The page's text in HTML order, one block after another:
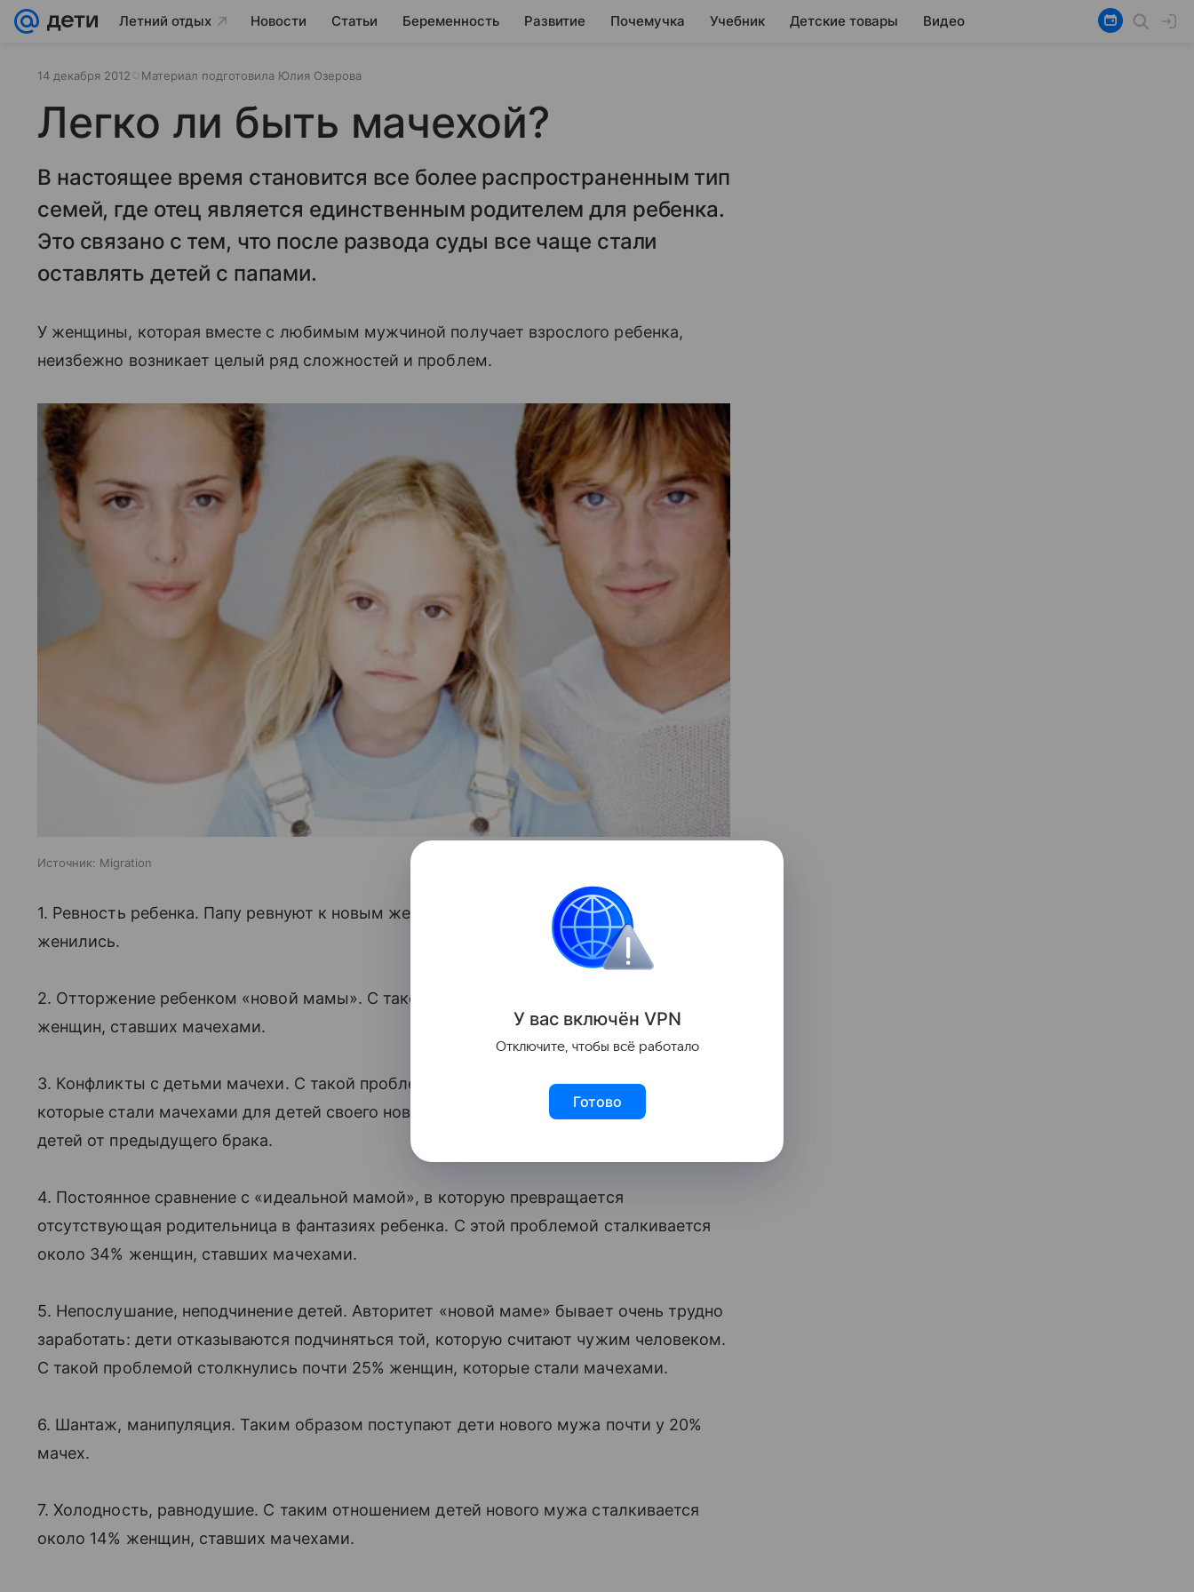
Летний отдых Новости Статьи Беременность Развитие Почемучка Учебник Детские товары Видео
14 декабря 2012 Материал подготовила Юлия Озерова
Легко ли быть мачехой?
В настоящее время становится все более распространенным тип
семей, где отец является единственным родителем для ребенка.
Это связано с тем, что после развода суды все чаще стали
оставлять детей с папами.
У женщины, которая вместе с любимым мужчиной получает взрослого ребенка,
неизбежно возникает целый ряд сложностей и проблем.
Источник: Migration
1. Ревность ребенка. Папу ревнуют к новым женам более 90% детей, чьи отцы вновь
женились.
2. Отторжение ребенком «новой мамы». С такой проблемой сталкивается более 60%
женщин, ставших мачехами.
3. Конфликты с детьми мачехи. С такой проблемой сталкиваются около 44% женщин,
которые стали мачехами для детей своего нового мужа при наличии собственных
детей от предыдущего брака.
4. Постоянное сравнение с «идеальной мамой», в которую превращается
отсутствующая родительница в фантазиях ребенка. С этой проблемой сталкивается
около 34% женщин, ставших мачехами.
5. Непослушание, неподчинение детей. Авторитет «новой маме» бывает очень трудно
заработать: дети отказываются подчиняться той, которую считают чужим человеком.
С такой проблемой столкнулись почти 25% женщин, которые стали мачехами.
6. Шантаж, манипуляция. Таким образом поступают дети нового мужа почти у 20%
мачех.
7. Холодность, равнодушие. С таким отношением детей нового мужа сталкивается
около 14% женщин, ставших мачехами.
У вас включён VPN
Отключите, чтобы всё работало
Готово